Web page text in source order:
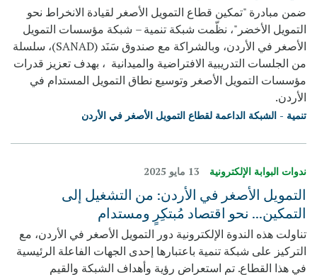
ضمن مبادرة "تمكين قطاع التمويل الأصغر لقيادة الانخراط نحو
التمويل الأخضر"، نظّمت شبكة تنمية – شبكة مؤسسات التمويل
الأصغر في الأردن، وبالشراكة مع صندوق سَنَد (SANAD)، سلسلة
من الجلسات التدريبية الافتراضية والميدانية ، بهدف تعزيز قدرات
مؤسسات التمويل الأصغر وتوسيع نطاق التمويل المستدام في
الأردن.
تنمية - الشبكة الداعمة لقطاع التمويل الأصغر في الأردن
ندوات البوابة الإلكترونية 13 مايو 2025
التمويل الأصغر في الأردن: من التشغيل إلى
التمكين... نحو اقتصاد مُبتكِرٍ ومستدام
تناولت هذه الندوة الإلكترونية دور التمويل الأصغر في الأردن، مع
التركيز على شبكة تنمية باعتبارها إحدى الجهات الفاعلة الرئيسية
في هذا القطاع. تم استعراض رؤية وأهداف الشبكة والقيم